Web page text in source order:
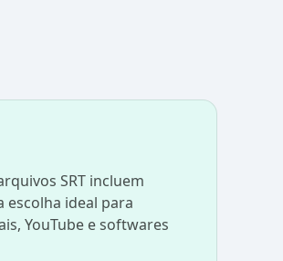
SRT incluem
ideal para
YouTube e softwares